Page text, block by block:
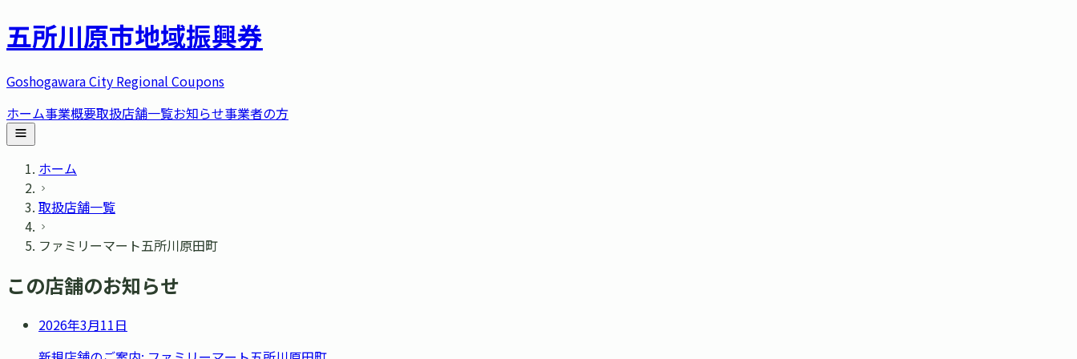
五所川原市地域振興券
Goshogawara City Regional Coupons
ホーム事業概要取扱店舗一覧お知らせ事業者の方
ホーム
取扱店舗一覧
ファミリーマート五所川原田町
この店舗のお知らせ
2026年3月11日